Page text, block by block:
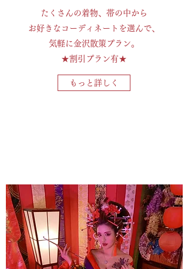
​たくさんの着物、帯の中から
お好きな ​コーディネートを選んで、
気軽に金沢散策プラン。
★割引プラン有★
もっと詳しく